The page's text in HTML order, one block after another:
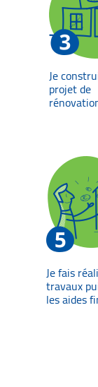
Je
projet de
Je fais
travaux
les aides